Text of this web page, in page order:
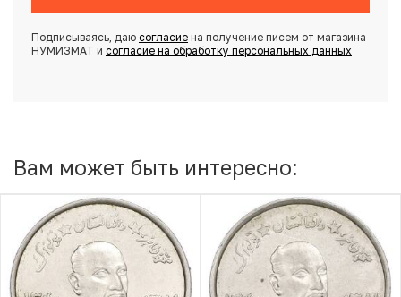
Подписываясь, даю согласиена получение писем от магазина
НУМИЗМАТ и согласие на обработку персональных данных
Вам может быть интересно: